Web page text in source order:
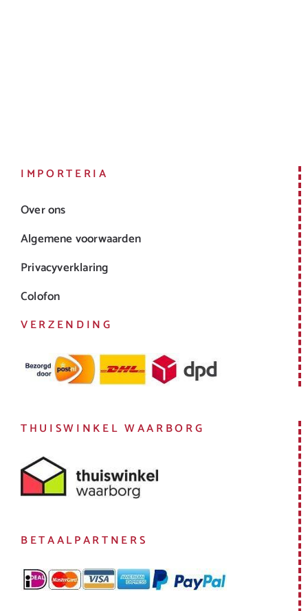
IMPORTERIA
Over ons
Algemene voorwaarden
Privacyverklaring
Colofon
VERZENDING
THUISWINKEL WAARBORG
BETAALPARTNERS